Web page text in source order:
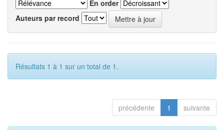
En order
Auteurs par record
Résultats 1 à 1 sur un total de 1.
précédente 1 suivante